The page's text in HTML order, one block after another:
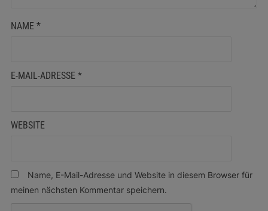
NAME *
E-MAIL-ADRESSE *
WEBSITE
Name, E-Mail-Adresse und Website in diesem Browser für
meinen nächsten Kommentar speichern.